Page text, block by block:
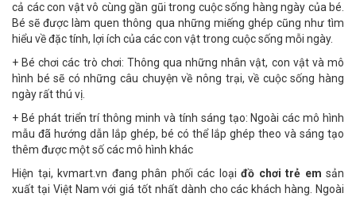
cả các con vật vô cùng gần gũi trong cuộc sống hàng ngày của bé.
Bé sẽ được làm quen thông qua những miếng ghép cũng như tìm
hiểu về đặc tính, lợi ích của các con vật trong cuộc sống mỗi ngày.
+ Bé chơi các trò chơi: Thông qua những nhân vật, con vật và mô
hình bé sẽ có những câu chuyện về nông trại, về cuộc sống hàng
ngày rất thú vị.
+ Bé phát triển trí thông minh và tính sáng tạo: Ngoài các mô hình
mẫu đã hướng dẫn lắp ghép, bé có thể lắp ghép theo và sáng tạo
thêm được một số các mô hình khác
Hiện tại, kvmart.vn đang phân phối các loại đồ chơi trẻ em sản
xuất tại Việt Nam với giá tốt nhất dành cho các khách hàng. Ngoài